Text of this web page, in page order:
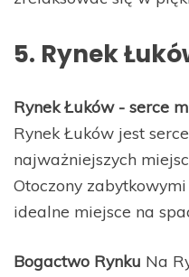
5. Rynek
Rynek Łuków - serce
Rynek Łuków jest
najważniejszych
Otoczony
idealne miejsce na
Bogactwo Rynku Na